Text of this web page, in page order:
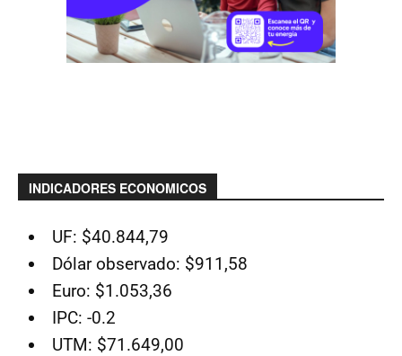
INDICADORES ECONOMICOS
UF: $40.844,79
Dólar observado: $911,58
Euro: $1.053,36
IPC: -0.2
UTM: $71.649,00